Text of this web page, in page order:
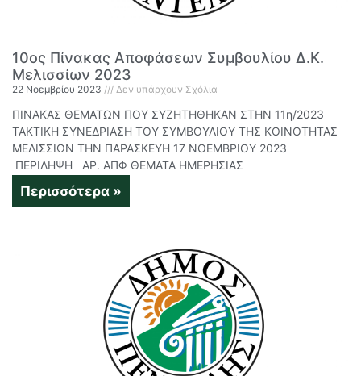
10ος Πίνακας Αποφάσεων Συμβουλίου Δ.Κ.
Μελισσίων 2023
22 Νοεμβρίου 2023 Δεν υπάρχουν Σχόλια
ΠΙΝΑΚΑΣ ΘΕΜΑΤΩΝ ΠΟΥ ΣΥΖΗΤΗΘΗΚΑΝ ΣΤΗΝ 11η/2023
ΤΑΚΤΙΚΗ ΣΥΝΕΔΡΙΑΣΗ ΤΟΥ ΣΥΜΒΟΥΛΙΟΥ ΤΗΣ ΚΟΙΝΟΤΗΤΑΣ
ΜΕΛΙΣΣΙΩΝ ΤΗΝ ΠΑΡΑΣΚΕΥΗ 17 ΝΟΕΜΒΡΙΟΥ 2023
ΠΕΡΙΛΗΨΗ ΑΡ. ΑΠΦ ΘΕΜΑΤΑ ΗΜΕΡΗΣΙΑΣ
Περισσότερα »